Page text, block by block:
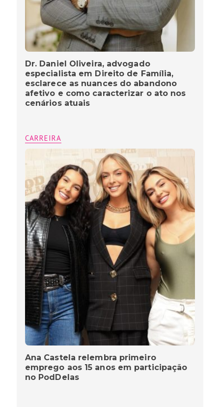
Dr. Daniel Oliveira, advogado
especialista em Direito de Família,
esclarece as nuances do abandono
afetivo e como caracterizar o ato nos
cenários atuais
CARREIRA
Ana Castela relembra primeiro
emprego aos 15 anos em participação
no PodDelas